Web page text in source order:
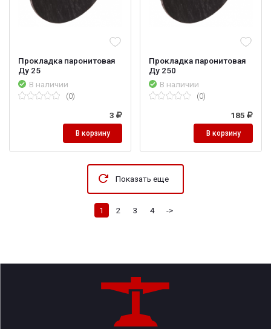
Прокладка паронитовая
Ду 25
В наличии
(0)
3
В корзину
Прокладка паронитовая
Ду 250
В наличии
(0)
185
В корзину
Показать еще
1 2 3 4 ->